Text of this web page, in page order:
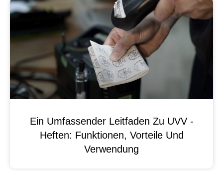
Ein Umfassender Leitfaden Zu UVV -
Heften: Funktionen, Vorteile Und
Verwendung